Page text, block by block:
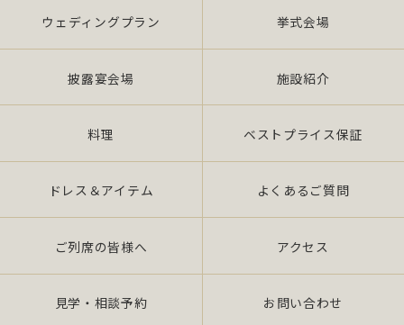
当社は、個人情報の取扱いに関し、JIS Q
15001：2006 の要求事項、法令「個人情報保護
法（平成 17 年 4 月施行）（以下、「法」 とい
た、当社役員・全従業員がこれを「理解」・「徹
底」し、個人情報保護の実現を図るため、継続的
に実施し、維持しかつ改善いた します。
3.個人情報の漏えい、滅失又はき損の防止及び是
正について
ウェディングプラン 挙式会場
披露宴会場 施設紹介
料理 ベストプライス保証
ドレス＆アイテム よくあるご質問
ご列席の皆様へ アクセス
見学・相談予約 お問い合わせ